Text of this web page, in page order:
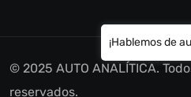
© 2025 AUTO ANALÍTICA.
reservados.
¡Hablemos de